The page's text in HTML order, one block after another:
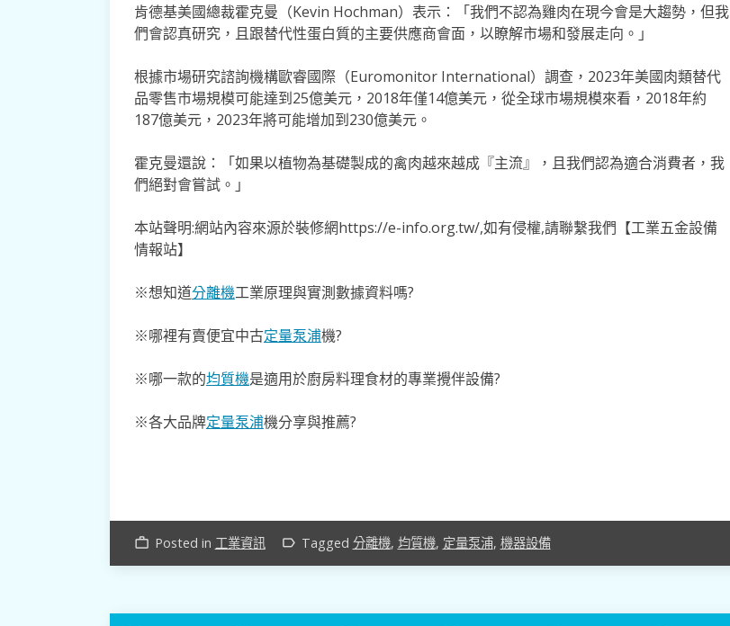
肯德基美國總裁霍克曼（Kevin Hochman）表示：「我們不認為雞肉在現今會是大趨勢，但我
們會認真研究，且跟替代性蛋白質的主要供應商會面，以瞭解市場和發展走向。」
根據市場研究諮詢機構歐睿國際（Euromonitor International）調查，2023年美國肉類替代
品零售市場規模可能達到25億美元，2018年僅14億美元，從全球市場規模來看，2018年約
187億美元，2023年將可能增加到230億美元。
霍克曼還說：「如果以植物為基礎製成的禽肉越來越成『主流』，且我們認為適合消費者，我
們絕對會嘗試。」
本站聲明:網站內容來源於裝修網https://e-info.org.tw/,如有侵權,請聯繫我們【工業五金設備
情報站】
※想知道分離機工業原理與實測數據資料嗎?
※哪裡有賣便宜中古定量泵浦機?
※哪一款的均質機是適用於廚房料理食材的專業攪伴設備?
※各大品牌定量泵浦機分享與推薦?
work_outline Posted in 工業資訊 label_outline Tagged 分離機, 均質機, 定量泵浦, 機器設備